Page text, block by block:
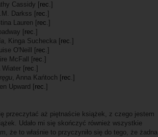
Cassidy [rec.]
Darkss [rec.]
Lauren [rec.]
[rec.]
, Kinga Suchecka [rec.]
O'Neill [rec.]
McFall [rec.]
Wiater [rec.]
, Anna Kańtoch [rec.]
Upward [rec.]
przeczytać aż piętnaście książek, z czego jestem
Udało mi się skończyć również wszystkie
że to właśnie to przyczyniło się do tego, że żadna